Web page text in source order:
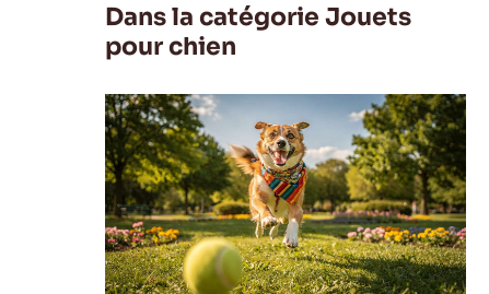
Dans la catégorie Jouets
pour chien